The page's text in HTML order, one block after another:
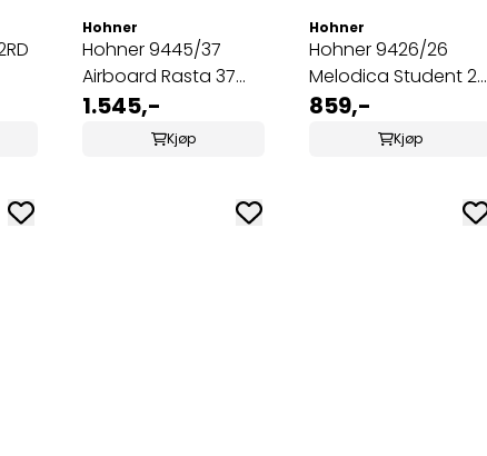
Hohner
Hohner 9445/37
Airboard Rasta 37
Melodica
1.545,-
Kjøp
Hohner
Hohner 9426/26
Melodica Student 26
Blå
859,-
Kjøp